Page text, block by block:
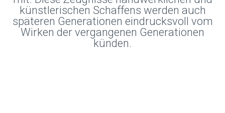
künstlerischen Schaffens werden auch
späteren Generationen eindrucksvoll vom
Wirken der vergangenen Generationen
künden.